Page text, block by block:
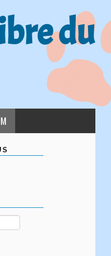
du